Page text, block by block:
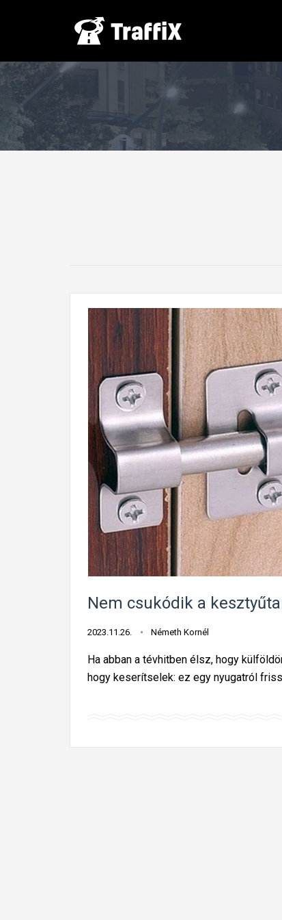
Nem csukódik a
2023.11.26. Németh Kornél
Ha abban a tévhitben élsz, hogy
hogy keserítselek: ez egy nyugatról